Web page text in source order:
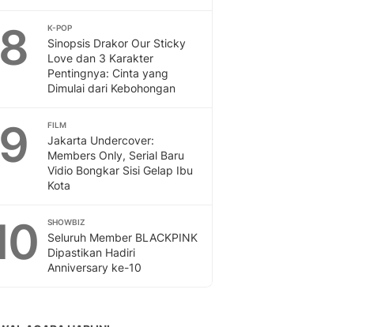
8 K-POP
Sinopsis Drakor Our Sticky
Love dan 3 Karakter
Pentingnya: Cinta yang
Dimulai dari Kebohongan
9 FILM
Jakarta Undercover:
Members Only, Serial Baru
Vidio Bongkar Sisi Gelap Ibu
Kota
SHOWBIZ
Seluruh Member BLACKPINK
Dipastikan Hadiri
Anniversary ke-10